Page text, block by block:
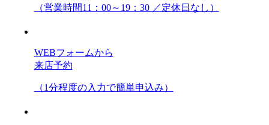
（営業時間11：00～19：30 ／定休日なし）
WEBフォームから
来店予約
（1分程度の入力で簡単申込み）